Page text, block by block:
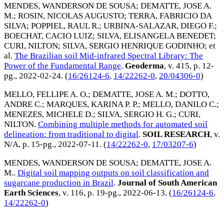
MENDES, WANDERSON DE SOUSA; DEMATTE, JOSE A.
M.; ROSIN, NICOLAS AUGUSTO; TERRA, FABRICIO DA
SILVA; POPPIEL, RAUL R.; URBINA-SALAZAR, DIEGO F.;
BOECHAT, CACIO LUIZ; SILVA, ELISANGELA BENEDET;
CURI, NILTON; SILVA, SERGIO HENRIQUE GODINHO; et
al. The Brazilian soil Mid-infrared Spectral Library: The
Power of the Fundamental Range. Geoderma, v. 415, p. 12-
pg., 2022-02-24. (16/26124-6, 14/22262-0, 20/04306-0)
MELLO, FELLIPE A. O.; DEMATTE, JOSE A. M.; DOTTO,
ANDRE C.; MARQUES, KARINA P. P.; MELLO, DANILO C.;
MENEZES, MICHELE D.; SILVA, SERGIO H. G.; CURI,
NILTON. Combining multiple methods for automated soil
delineation: from traditional to digital. SOIL RESEARCH, v.
N/A, p. 15-pg., 2022-07-11 . (14/22262-0, 17/03207-6)
MENDES, WANDERSON DE SOUSA; DEMATTE, JOSE A.
M.. Digital soil mapping outputs on soil classification and
sugarcane production in Brazil. Journal of South American
Earth Sciences, v. 116, p. 19-pg., 2022-06-13. (16/26124-6,
14/22262-0)